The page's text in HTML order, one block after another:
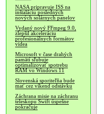
NASA pripravuje ISS na
inštaláciu posledných
nových solárnych panelov
Vydaný nový FFmpeg 9.0,
zlepšil akceleráciu
profesionálnych formátov
videa
Microsoft v čase drahých
pamätí sľubuje
optimalizovať spotrebu
RAM vo Windows 11
Slovenská sporiteľňa bude
mať cez víkend odstávku
Záchrana misie na záchranu
teleskopu Swift úspešne
pokračuje